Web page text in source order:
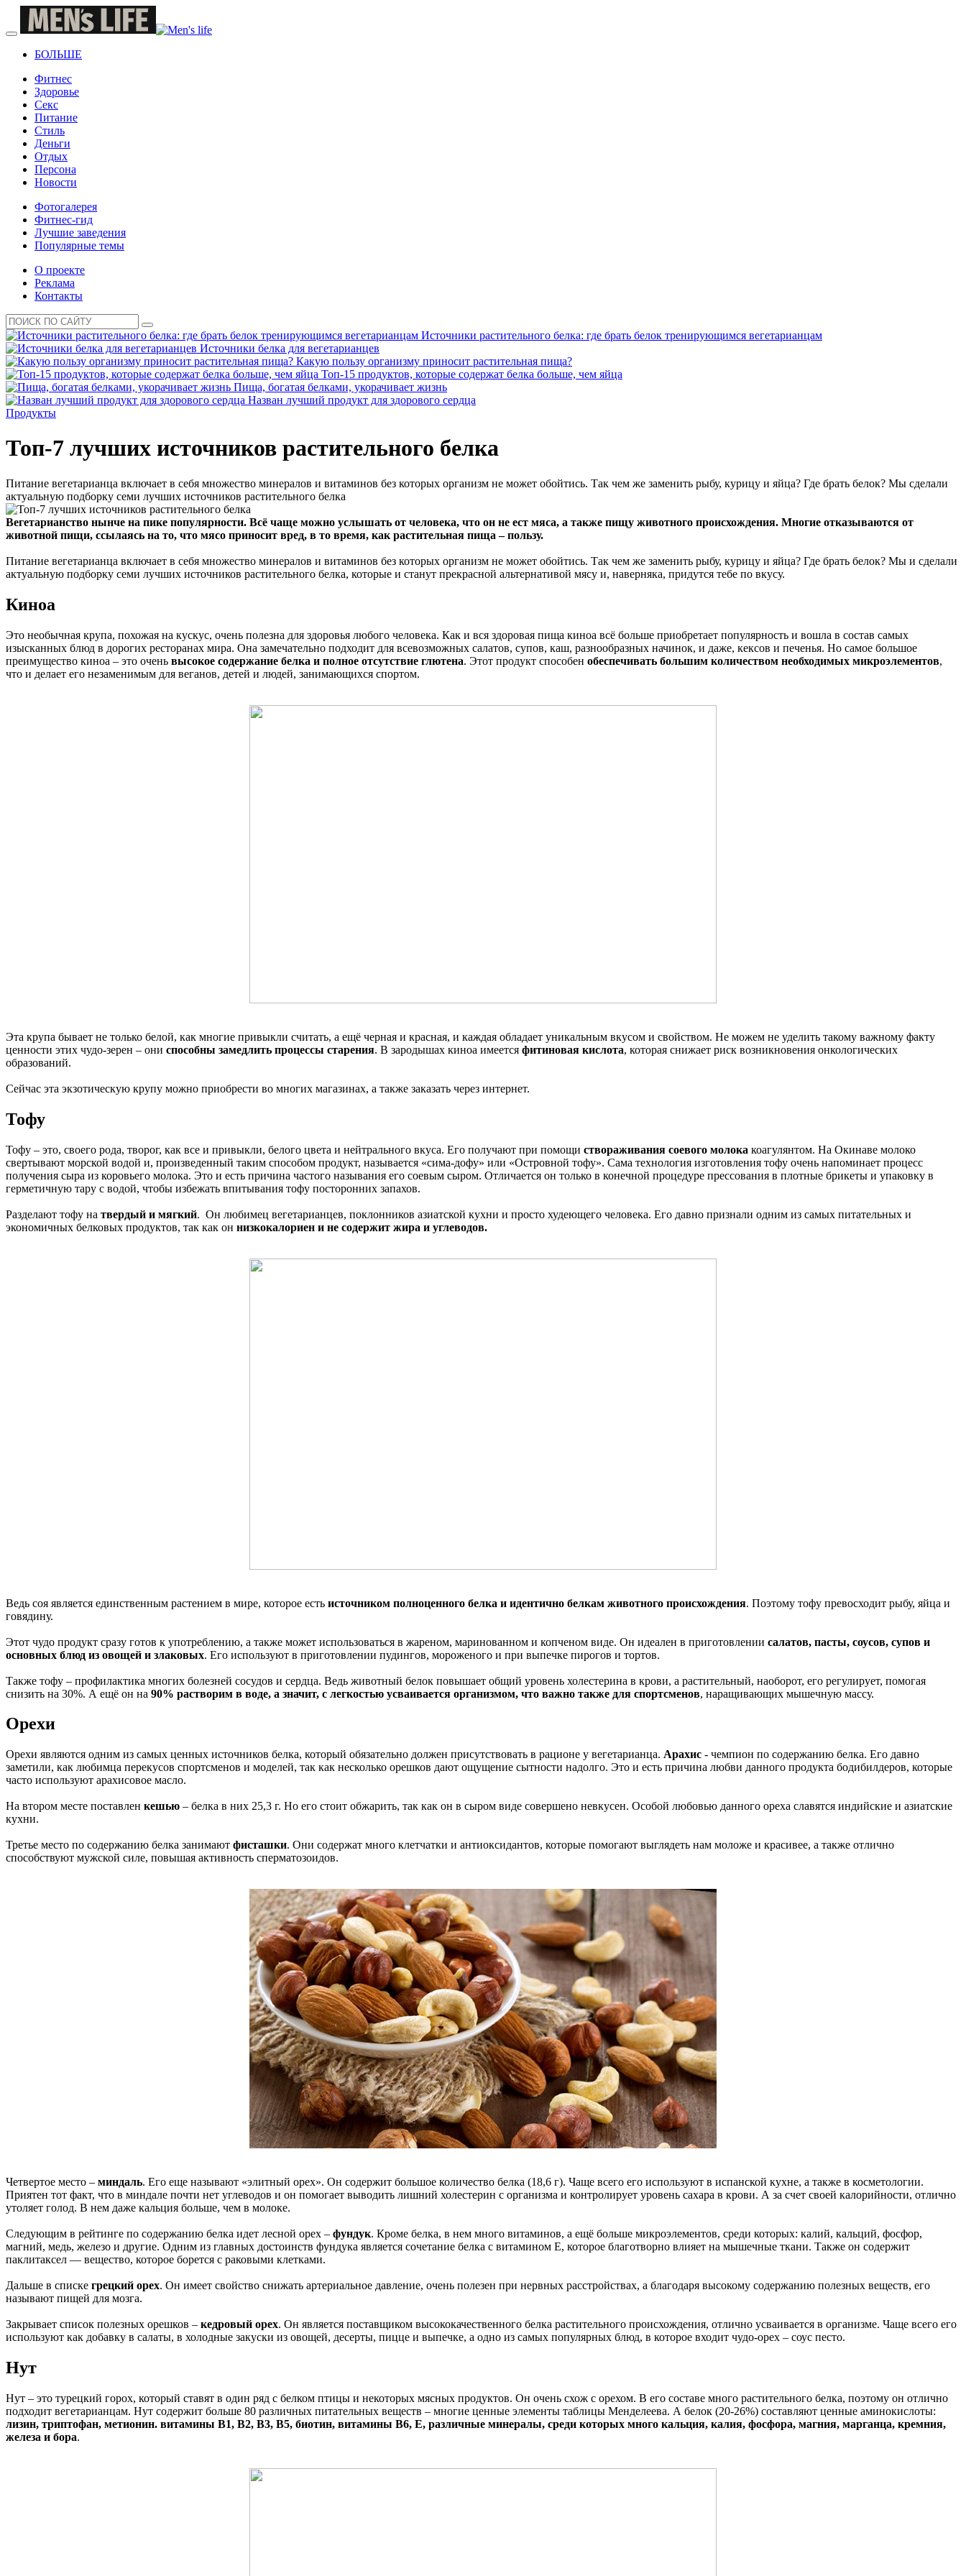
БОЛЬШЕ
Фитнес
Здоровье
Секс
Питание
Стиль
Деньги
Отдых
Персона
Новости
Фотогалерея
Фитнес-гид
Лучшие заведения
Популярные темы
О проекте
Реклама
Контакты
Источники растительного белка: где брать белок тренирующимся вегетарианцам
Источники белка для вегетарианцев
Какую пользу организму приносит растительная пища?
Топ-15 продуктов, которые содержат белка больше, чем яйца
Пища, богатая белками, укорачивает жизнь
Назван лучший продукт для здорового сердца
Продукты
Топ-7 лучших источников растительного белка
Питание вегетарианца включает в себя множество минералов и витаминов без которых организм не может обойтись. Так чем же заменить рыбу, курицу и яйца? Где брать белок? Мы сделали
актуальную подборку семи лучших источников растительного белка
Вегетарианство нынче на пике популярности. Всё чаще можно услышать от человека, что он не ест мяса, а также пищу животного происхождения. Многие отказываются от
животной пищи, ссылаясь на то, что мясо приносит вред, в то время, как растительная пища – пользу.
Питание вегетарианца включает в себя множество минералов и витаминов без которых организм не может обойтись. Так чем же заменить рыбу, курицу и яйца? Где брать белок? Мы и сделали
актуальную подборку семи лучших источников растительного белка, которые и станут прекрасной альтернативой мясу и, наверняка, придутся тебе по вкусу.
Киноа
Это необычная крупа, похожая на кускус, очень полезна для здоровья любого человека. Как и вся здоровая пища киноа всё больше приобретает популярность и вошла в состав самых
изысканных блюд в дорогих ресторанах мира. Она замечательно подходит для всевозможных салатов, супов, каш, разнообразных начинок, и даже, кексов и печенья. Но самое большое
преимущество киноа – это очень высокое содержание белка и полное отсутствие глютена. Этот продукт способен обеспечивать большим количеством необходимых микроэлементов,
что и делает его незаменимым для веганов, детей и людей, занимающихся спортом.
Эта крупа бывает не только белой, как многие привыкли считать, а ещё черная и красная, и каждая обладает уникальным вкусом и свойством. Не можем не уделить такому важному факту
ценности этих чудо-зерен – они способны замедлить процессы старения. В зародышах киноа имеется фитиновая кислота, которая снижает риск возникновения онкологических
образований.
Сейчас эта экзотическую крупу можно приобрести во многих магазинах, а также заказать через интернет.
Тофу
Тофу – это, своего рода, творог, как все и привыкли, белого цвета и нейтрального вкуса. Его получают при помощи створаживания соевого молока коагулянтом. На Окинаве молоко
свертывают морской водой и, произведенный таким способом продукт, называется «сима-дофу» или «Островной тофу». Сама технология изготовления тофу очень напоминает процесс
получения сыра из коровьего молока. Это и есть причина частого называния его соевым сыром. Отличается он только в конечной процедуре прессования в плотные брикеты и упаковку в
герметичную тару с водой, чтобы избежать впитывания тофу посторонних запахов.
Разделают тофу на твердый и мягкий. Он любимец вегетарианцев, поклонников азиатской кухни и просто худеющего человека. Его давно признали одним из самых питательных и
экономичных белковых продуктов, так как он низкокалориен и не содержит жира и углеводов.
Ведь соя является единственным растением в мире, которое есть источником полноценного белка и идентично белкам животного происхождения. Поэтому тофу превосходит рыбу, яйца и
говядину.
Этот чудо продукт сразу готов к употреблению, а также может использоваться в жареном, маринованном и копченом виде. Он идеален в приготовлении салатов, пасты, соусов, супов и
основных блюд из овощей и злаковых. Его используют в приготовлении пудингов, мороженого и при выпечке пирогов и тортов.
Также тофу – профилактика многих болезней сосудов и сердца. Ведь животный белок повышает общий уровень холестерина в крови, а растительный, наоборот, его регулирует, помогая
снизить на 30%. А ещё он на 90% растворим в воде, а значит, с легкостью усваивается организмом, что важно также для спортсменов, наращивающих мышечную массу.
Орехи
Орехи являются одним из самых ценных источников белка, который обязательно должен присутствовать в рационе у вегетарианца. Арахис - чемпион по содержанию белка. Его давно
заметили, как любимца перекусов спортсменов и моделей, так как несколько орешков дают ощущение сытности надолго. Это и есть причина любви данного продукта бодибилдеров, которые
часто используют арахисовое масло.
На втором месте поставлен кешью – белка в них 25,3 г. Но его стоит обжарить, так как он в сыром виде совершено невкусен. Особой любовью данного ореха славятся индийские и азиатские
кухни.
Третье место по содержанию белка занимают фисташки. Они содержат много клетчатки и антиоксидантов, которые помогают выглядеть нам моложе и красивее, а также отлично
способствуют мужской силе, повышая активность сперматозоидов.
Четвертое место – миндаль. Его еще называют «элитный орех». Он содержит большое количество белка (18,6 г). Чаще всего его используют в испанской кухне, а также в косметологии.
Приятен тот факт, что в миндале почти нет углеводов и он помогает выводить лишний холестерин с организма и контролирует уровень сахара в крови. А за счет своей калорийности, отлично
утоляет голод. В нем даже кальция больше, чем в молоке.
Следующим в рейтинге по содержанию белка идет лесной орех – фундук. Кроме белка, в нем много витаминов, а ещё больше микроэлементов, среди которых: калий, кальций, фосфор,
магний, медь, железо и другие. Одним из главных достоинств фундука является сочетание белка с витамином Е, которое благотворно влияет на мышечные ткани. Также он содержит
паклитаксел — вещество, которое борется с раковыми клетками.
Дальше в списке грецкий орех. Он имеет свойство снижать артериальное давление, очень полезен при нервных расстройствах, а благодаря высокому содержанию полезных веществ, его
называют пищей для мозга.
Закрывает список полезных орешков – кедровый орех. Он является поставщиком высококачественного белка растительного происхождения, отлично усваивается в организме. Чаще всего его
используют как добавку в салаты, в холодные закуски из овощей, десерты, пицце и выпечке, а одно из самых популярных блюд, в которое входит чудо-орех – соус песто.
Нут
Нут – это турецкий горох, который ставят в один ряд с белком птицы и некоторых мясных продуктов. Он очень схож с орехом. В его составе много растительного белка, поэтому он отлично
подходит вегетарианцам. Нут содержит больше 80 различных питательных веществ – многие ценные элементы таблицы Менделеева. А белок (20-26%) составляют ценные аминокислоты:
лизин, триптофан, метионин. витамины B1, B2, B3, B5, биотин, витамины B6, E, различные минералы, среди которых много кальция, калия, фосфора, магния, марганца, кремния,
железа и бора.